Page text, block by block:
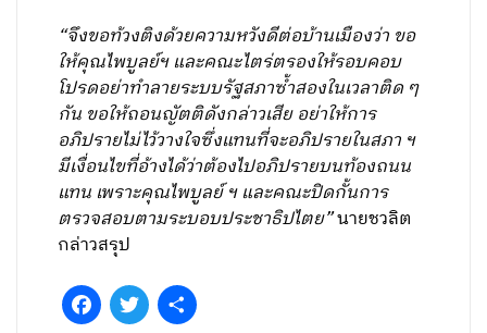
“จึงขอท้วงติงด้วยความหวังดีต่อบ้านเมืองว่า ขอ
ให้คุณไพบูลย์ฯ และคณะไตร่ตรองให้รอบคอบ
โปรดอย่าทำลายระบบรัฐสภาซ้ำสองในเวลาติด ๆ
กัน ขอให้ถอนญัตติดังกล่าวเสีย อย่าให้การ
อภิปรายไม่ไว้วางใจซึ่งแทนที่จะอภิปรายในสภา ฯ
มีเงื่อนไขที่อ้างได้ว่าต้องไปอภิปรายบนท้องถนน
แทน เพราะคุณไพบูลย์ ฯ และคณะปิดกั้นการ
ตรวจสอบตามระบอบประชาธิปไตย”นายชวลิต
กล่าวสรุป
FacebookTwitter